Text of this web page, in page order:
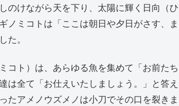
けながら天を下り、太陽に輝く日向（
ノミコトは「ここは朝日や夕日がさす、
。
ト）は、あらゆる魚を集めて「お前たち
は全て「お仕えいたしましょう。」と答え
たアメノウズメノは小刀でその口を裂き